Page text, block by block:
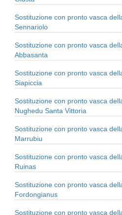
Sostituzione con pronto vasca
Sennariolo
Sostituzione con pronto vasca
Abbasanta
Sostituzione con pronto vasca
Siapiccia
Sostituzione con pronto vasca
Nughedu Santa Vittoria
Sostituzione con pronto vasca
Marrubiu
Sostituzione con pronto vasca
Ruinas
Sostituzione con pronto vasca
Fordongianus
Sostituzione con pronto vasca